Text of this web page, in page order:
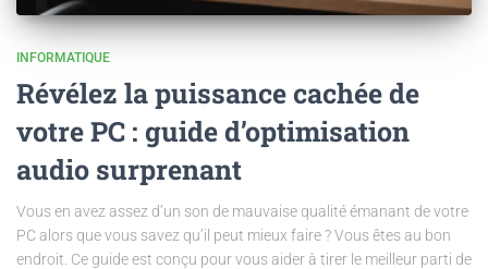
INFORMATIQUE
Révélez la puissance cachée de
votre PC : guide d’optimisation
audio surprenant
Vous en avez assez d’un son de mauvaise qualité émanant de votre
PC alors que vous savez qu’il peut mieux faire ? Vous êtes au bon
endroit. Ce guide est conçu pour vous aider à tirer le meilleur parti de